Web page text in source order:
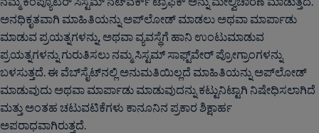
ಅನಧಿಕೃತವಾಗಿ ಮಾಹಿತಿಯನ್ನು ಅಪ್‌ಲೋಡ್ ಮಾಡಲು ಅಥವಾ ಮಾರ್ಪಾಡು
ಮಾಡುವ ಪ್ರಯತ್ನಗಳನ್ನು, ಅಥವಾ ವ್ಯವಸ್ಥೆಗೆ ಹಾನಿ ಉಂಟುಮಾಡುವ
ಪ್ರಯತ್ನಗಳನ್ನು ಗುರುತಿಸಲು ನಮ್ಮ ಸಿಸ್ಟಮ್ ಸಾಫ್ಟ್‌ವೇರ್ ಪ್ರೋಗ್ರಾಂಗಳನ್ನು
ಬಳಸುತ್ತದೆ. ಈ ವೆಬ್‌ಸೈಟ್‌ನಲ್ಲಿ ಅನುಮತಿಯಿಲ್ಲದೆ ಮಾಹಿತಿಯನ್ನು ಅಪ್‌ಲೋಡ್
ಮಾಡುವುದು ಅಥವಾ ಮಾರ್ಪಾಡು ಮಾಡುವುದನ್ನು ಕಟ್ಟುನಿಟ್ಟಾಗಿ ನಿಷೇಧಿಸಲಾಗಿದೆ
ಮತ್ತು ಅಂತಹ ಚಟುವಟಿಕೆಗಳು ಕಾನೂನಿನ ಪ್ರಕಾರ ಶಿಕ್ಷಾರ್ಹ
ಅಪರಾಧವಾಗಿರುತ್ತದೆ.